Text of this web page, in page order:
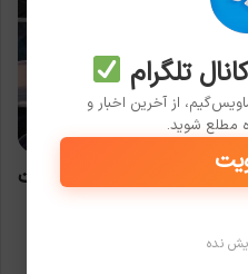
راک‌استار سه بار وب‌سایت GTA 6 را به‌روزرسانی کرد؛ شایعات
تلگرام
از آخرین اخبار و
مطلع شوید.
نده